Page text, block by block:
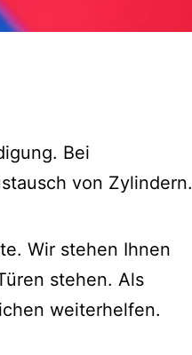
Bei
von Zylindern.
Wir stehen Ihnen
stehen. Als
weiterhelfen.